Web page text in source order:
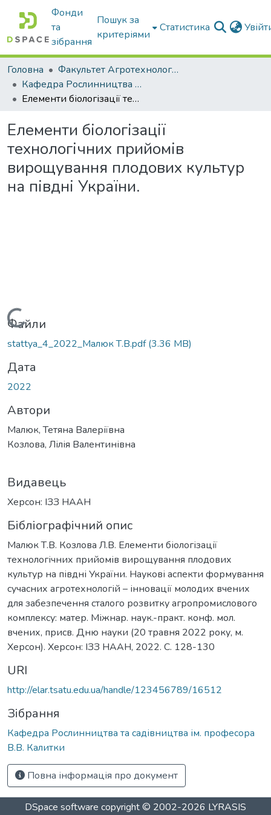
Фонди
та
зібрання
Пошук за
критеріями
Статистика
Головна
Факультет Агротехнологій та екології
Кафедра Рослинництва та садівництва ім. професора В.В. Калитки
Елементи біологізації технологічних прийомів вирощування плодових культур на півдні України.
Елементи біологізації
технологічних прийомів
вирощування плодових культур
на півдні України.
Вантажиться...
Файли
stattya_4_2022_Maлюк Т.В.pdf(3.36 MB)
Дата
2022
Автори
Малюк, Тетяна Валеріївна
Козлова, Лілія Валентинівна
Видавець
Херсон: ІЗЗ НААН
Бібліографічний опис
Малюк Т.В. Козлова Л.В. Елементи біологізації
технологічних прийомів вирощування плодових
культур на півдні України. Наукові аспекти формування
сучасних агротехнологій – інновації молодих вчених
для забезпечення сталого розвитку агропромислового
комплексу: матер. Міжнар. наук.-практ. конф. мол.
вчених, присв. Дню науки (20 травня 2022 року, м.
Херсон). Херсон: ІЗЗ НААН, 2022. С. 128-130
URI
http://elar.tsatu.edu.ua/handle/123456789/16512
Зібрання
Кафедра Рослинництва та садівництва ім. професора
В.В. Калитки
Повна інформація про документ
DSpace software copyright © 2002-2026 LYRASIS